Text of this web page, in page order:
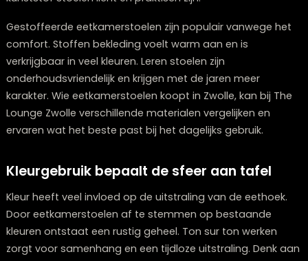
Het materiaal van eetkamerstoelen bepaalt zowel de
uitstraling als het gebruiksgemak. Houten
stralen warmte uit en passen in veel woonstijlen. Ze
stevig en tijdloos, maar vragen soms extra
Metalen stoelen zijn sterk en geven een industrielook,
kunststof stoelen licht en praktisch zijn.
comfort. Stoffen bekleding voelt warm aan en is
verkrijgbaar in veel kleuren. Leren stoelen zijn
onderhoudsvriendelijk en krijgen met de jaren meer
karakter. Wie eetkamerstoelen koopt in Zwolle, kan bij
Lounge Zwolle verschillende materialen vergelijken en